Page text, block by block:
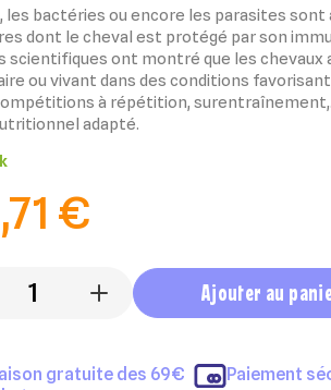
les bactéries ou encore les parasites sont
dont le cheval est protégé par son
scientifiques ont montré que les chevaux
ou vivant dans des conditions
à répétition,
adapté.
€
+ Ajouter au
gratuite des 69€
Paiement